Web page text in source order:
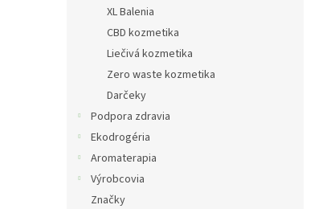
XL Balenia
CBD kozmetika
Liečivá kozmetika
Zero waste kozmetika
Darčeky
Podpora zdravia
Ekodrogéria
Aromaterapia
Výrobcovia
Značky